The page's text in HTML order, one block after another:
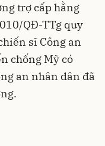
trợ cấp hằng
QĐ-TTg quy
sĩ Công an
chống Mỹ có
an nhân dân đã